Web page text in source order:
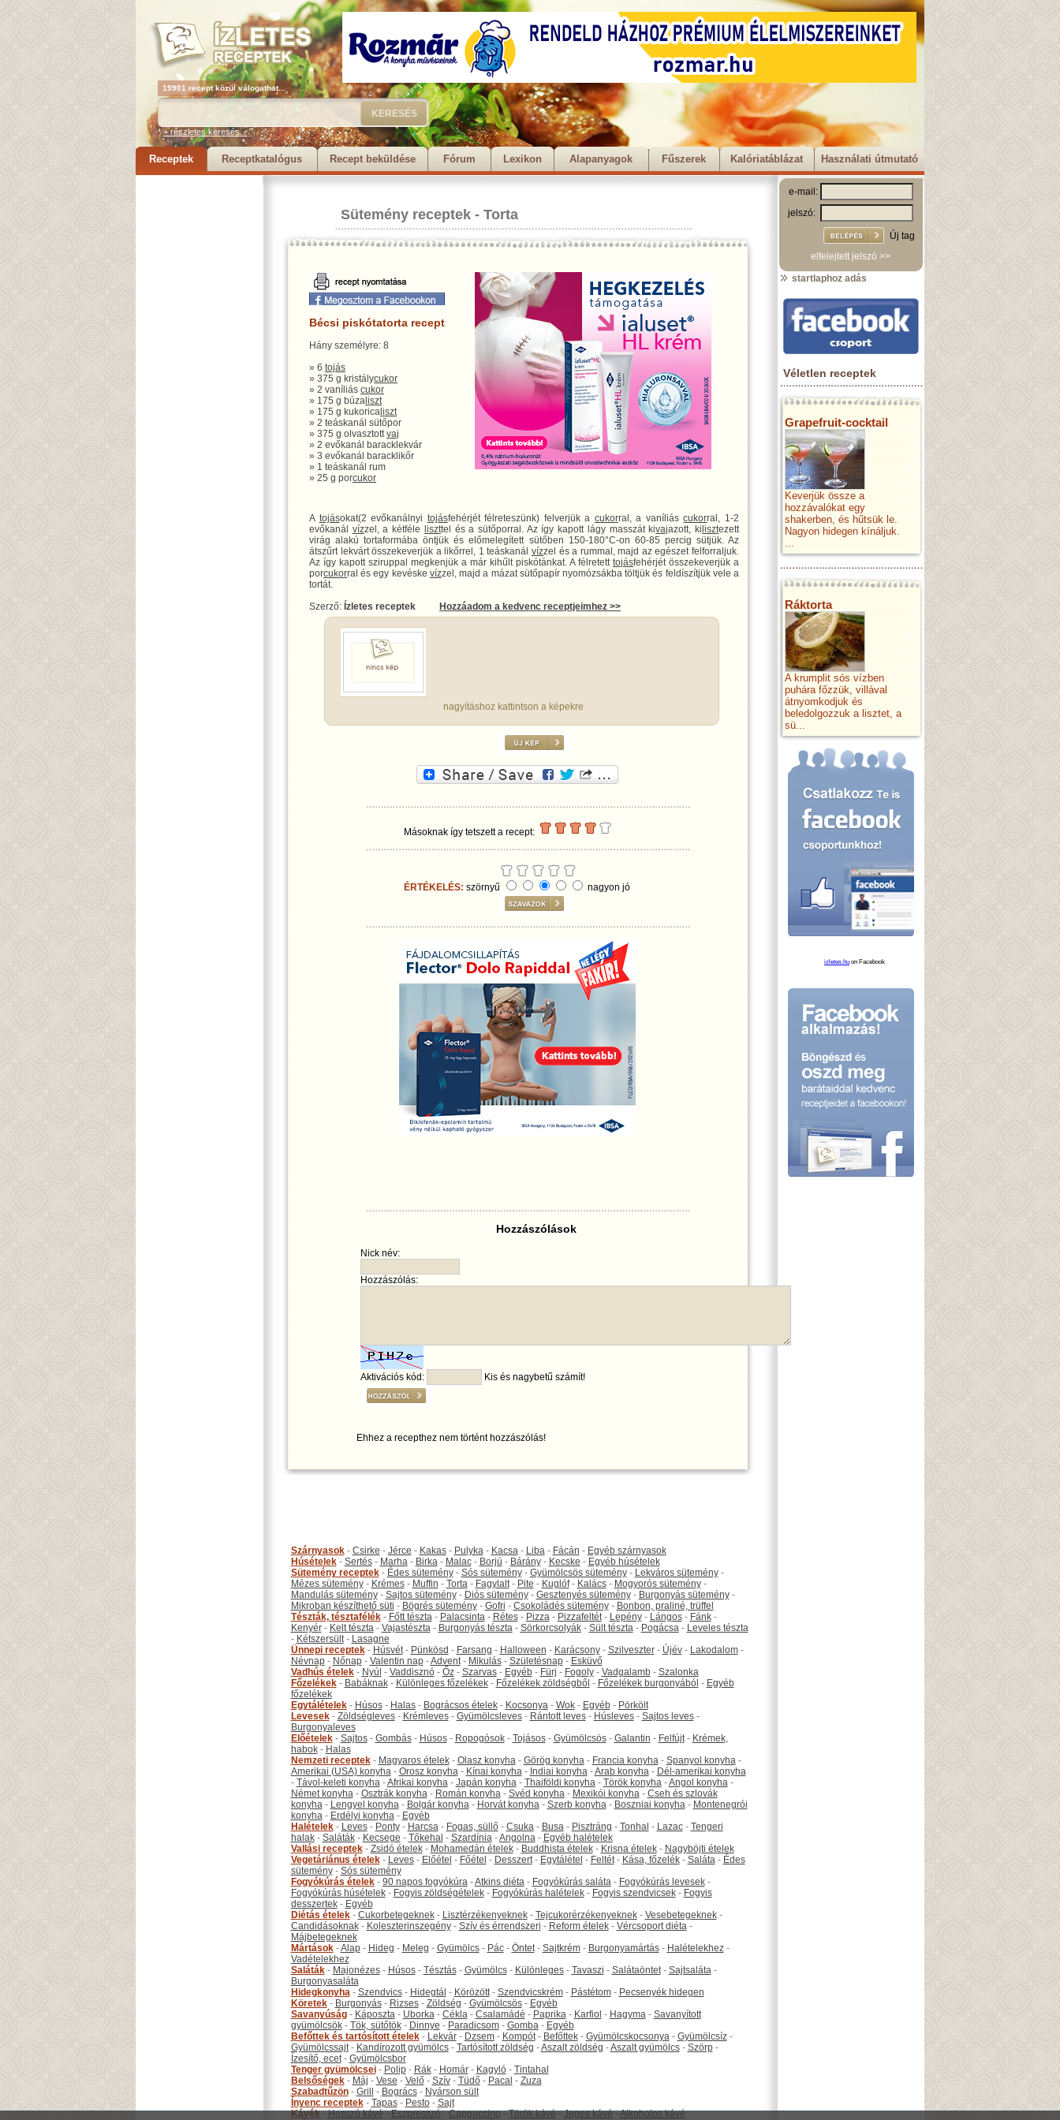
19901 recept közül válogathat...
+ részletes keresés...
Receptek Receptkatalógus Recept beküldése Fórum Lexikon Alapanyagok Fűszerek Kalóriatáblázat Használati útmutató
Sütemény receptek - Torta
Bécsi piskótatorta recept
Hány személyre: 8
» 6 tojás
» 375 g kristálycukor
» 2 vaníliás cukor
» 175 g búza liszt
» 175 g kukorica liszt
» 2 teáskanál sütőpor
» 375 g olvasztottvaj
» 2 evőkanál baracklekvár
» 3 evőkanál baracklikőr
» 1 teáskanál rum
» 25 g porcukor
A tojásokat(2 evőkanálnyi tojásfehérjét félreteszünk) felverjük a cukorral, a vaníliáscukorral, 1-2
evőkanál vízzel, a kétféle liszttel és a sütőporral. Az így kapott lágy masszát kivajazott, ki lisztezett
virág alakú tortaformába öntjük és előmelegített sütőben 150-180°C-on 60-85 percig sütjük. Az
átszűrt lekvárt összekeverjük a likőrrel, 1 teáskanál vízzel és a rummal, majd az egészet felforraljuk.
Az így kapott sziruppal megkenjük a már kihűlt piskótánkat. A félretett tojásfehérjét összekeverjük a
porcukorral és egy kevéske vízzel, majd a mázat sütőpapír nyomózsákba töltjük és feldíszítjük vele a
tortát.
Szerző: Ízletes receptek Hozzáadom a kedvenc receptjeimhez >>
nagyításhoz kattintson a képekre
Másoknak így tetszett a recept:
ÉRTÉKELÉS: szörnyű nagyon jó
Hozzászólások
Nick név:
Hozzászólás:
Aktivációs kód: Kis és nagybetű számít!
Ehhez a recepthez nem történt hozzászólás!
Szárnyasok- Csirke - Jérce - Kakas- Pulyka- Kacsa- Liba- Fácán - Egyéb szárnyasok
Húsételek- Sertés- Marha- Birka- Malac- Borjú - Bárány- Kecske - Egyéb húsételek
Sütemény receptek- Édes sütemény- Sós sütemény- Gyümölcsös sütemény- Lekváros sütemény-
Mézes sütemény- Krémes- Muffin - Torta- Fagylalt- Pite - Kuglóf- Kalács- Mogyorós sütemény-
Mandulás sütemény- Sajtos sütemény- Diós sütemény- Gesztenyés sütemény- Burgonyás sütemény-
Mikroban készíthető süti - Bögrés sütemény- Gofri - Csokoládés sütemény- Bonbon, praliné, trüffel
Tészták, tésztafélék- Főtt tészta- Palacsinta- Rétes- Pizza- Pizzafeltét- Lepény- Lángos- Fánk-
Kenyér- Kelt tészta- Vajastészta- Burgonyás tészta- Sörkorcsolyák- Sült tészta- Pogácsa- Leveles tészta
- Kétszersült- Lasagne
Ünnepi receptek- Húsvét- Pünkösd - Farsang - Halloween - Karácsony- Szilveszter- Újév- Lakodalom-
Névnap- Nőnap- Valentin nap-Advent- Mikulás- Születésnap- Esküvő
Vadhús ételek- Nyúl - Vaddisznó- Őz- Szarvas- Egyéb- Fürj - Fogoly- Vadgalamb- Szalonka
Főzelékek- Babáknak- Különleges főzelékek- Főzelékek zöldségből - Főzelékek burgonyából - Egyéb
főzelékek
Egytálételek- Húsos- Halas- Bográcsos ételek- Kocsonya- Wok- Egyéb- Pörkölt
Levesek- Zöldségleves- Krémleves- Gyümölcsleves- Rántott leves- Húsleves- Sajtos leves-
Burgonyaleves
Előételek- Sajtos- Gombás- Húsos- Ropogósok- Tojásos- Gyümölcsös- Galantin - Felfújt- Krémek,
habok- Halas
Nemzeti receptek- Magyaros ételek- Olasz konyha- Görög konyha- Francia konyha- Spanyol konyha-
Amerikai (USA) konyha- Orosz konyha- Kínai konyha- Indiai konyha-Arab konyha- Dél-amerikai konyha
- Távol-keleti konyha-Afrikai konyha- Japán konyha- Thaiföldi konyha- Török konyha-Angol konyha-
Német konyha- Osztrák konyha- Román konyha- Svéd konyha- Mexikói konyha- Cseh és szlovák
konyha- Lengyel konyha- Bolgár konyha- Horvát konyha- Szerb konyha- Boszniai konyha- Montenegrói
konyha- Erdélyi konyha- Egyéb
Halételek- Leves- Ponty- Harcsa- Fogas, süllő- Csuka- Busa- Pisztráng - Tonhal - Lazac- Tengeri
halak- Saláták- Kecsege - Tőkehal - Szardínia-Angolna- Egyéb halételek
Vallási receptek- Zsidó ételek- Mohamedán ételek- Buddhista ételek- Krisna ételek- Nagyböjti ételek
Vegetáriánus ételek- Leves- Előétel - Főétel - Desszert- Egytálétel - Feltét- Kása, főzelék- Saláta- Édes
sütemény- Sós sütemény
Fogyókúrás ételek- 90 napos fogyókúra-Atkins diéta- Fogyókúrás saláta- Fogyókúrás levesek-
Fogyókúrás húsételek- Fogyis zöldségételek- Fogyókúrás halételek- Fogyis szendvicsek- Fogyis
desszertek- Egyéb
Diétás ételek- Cukorbetegeknek- Lisztérzékenyeknek- Tejcukorérzékenyeknek- Vesebetegeknek-
Candidásoknak- Koleszterinszegény- Szív és érrendszeri - Reform ételek- Vércsoport diéta-
Májbetegeknek
Mártások-Alap- Hideg - Meleg - Gyümölcs- Pác- Öntet- Sajtkrém- Burgonyamártás- Halételekhez-
Vadételekhez
Saláták- Majonézes- Húsos- Tésztás- Gyümölcs- Különleges- Tavaszi - Salátaöntet- Sajtsaláta-
Burgonyasaláta
Hidegkonyha- Szendvics- Hidegtál - Körözött- Szendvicskrém- Pástétom- Pecsenyék hidegen
Köretek- Burgonyás- Rizses- Zöldség - Gyümölcsös- Egyéb
Savanyúság- Káposzta- Uborka- Cékla- Csalamádé - Paprika- Karfiol - Hagyma- Savanyított
gyümölcsök- Tök, sütőtök- Dinnye - Paradicsom- Gomba- Egyéb
Befőttek és tartósított ételek- Lekvár- Dzsem- Kompót- Befőttek- Gyümölcskocsonya- Gyümölcsíz-
Gyümölcssajt- Kandírozott gyümölcs- Tartósított zöldség -Aszalt zöldség -Aszalt gyümölcs- Szörp-
Ízesítő, ecet- Gyümölcsbor
Tenger gyümölcsei- Polip- Rák- Homár- Kagyló- Tintahal
Belsőségek- Máj - Vese - Velő- Szív- Tüdő- Pacal - Zuza
Szabadtűzön- Grill - Bogrács- Nyárson sült
Ínyenc receptek- Tapas- Pesto- Sajt
Kávék-Hosszú kávé-Eszpresszó-Cappuccino-Török kávé-Jeges kávé-Alkoholos kávé
e-mail:
jelszó:
Új tag
elfelejtett jelszó >>
startlaphoz adás
Véletlen receptek
Grapefruit-cocktail
Keverjük össze a
hozzávalókat egy
shakerben, és hűtsük le.
Nagyon hidegen kínáljuk.
...
Ráktorta
A krumplit sós vízben
puhára főzzük, villával
átnyomkodjuk és
beledolgozzuk a lisztet, a
sü...
izletes.hu on Facebook